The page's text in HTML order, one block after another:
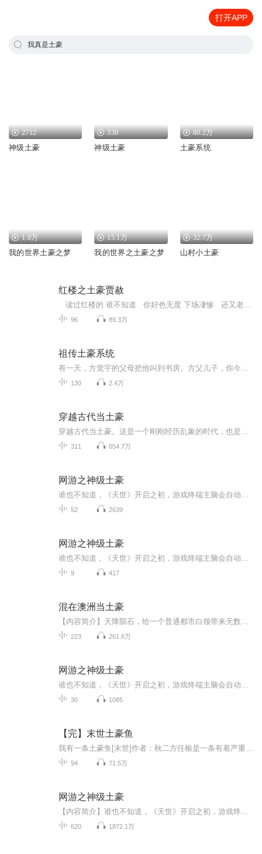
打开APP
我真是土豪
2712
神级土豪
330
神级土豪
80.2万
土豪系统
1.8万
我的世界土豪之梦
15.1万
我的世界之土豪之梦
32.7万
山村小土豪
红楼之土豪贾赦
96 89.3万
祖传土豪系统
130 2.4万
穿越古代当土豪
311 654.7万
网游之神级土豪
52 2639
网游之神级土豪
9 417
混在澳洲当土豪
223 261.6万
网游之神级土豪
30 1085
【完】末世土豪鱼
94 71.5万
网游之神级土豪
620 1872.1万